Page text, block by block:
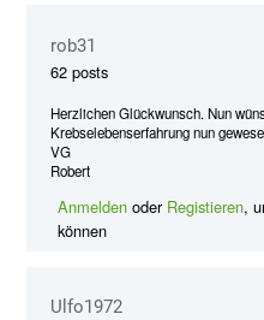
rob31
62 posts
Herzlichen Glückwunsch. Nun
Krebselebenserfahrung nun
VG
Robert
Anmelden oder Registieren,
können
Ulfo1972